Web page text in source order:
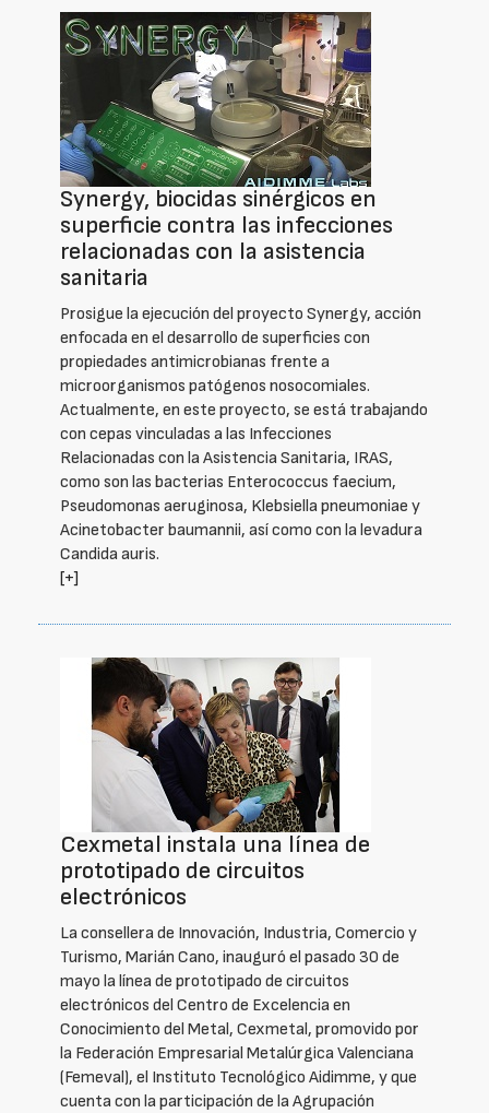
Synergy, biocidas sinérgicos en
superficie contra las infecciones
relacionadas con la asistencia
sanitaria
Prosigue la ejecución del proyecto Synergy, acción
enfocada en el desarrollo de superficies con
propiedades antimicrobianas frente a
microorganismos patógenos nosocomiales.
Actualmente, en este proyecto, se está trabajando
con cepas vinculadas a las Infecciones
Relacionadas con la Asistencia Sanitaria, IRAS,
como son las bacterias Enterococcus faecium,
Pseudomonas aeruginosa, Klebsiella pneumoniae y
Acinetobacter baumannii, así como con la levadura
Candida auris.
[+]
Cexmetal instala una línea de
prototipado de circuitos
electrónicos
La consellera de Innovación, Industria, Comercio y
Turismo, Marián Cano, inauguró el pasado 30 de
mayo la línea de prototipado de circuitos
electrónicos del Centro de Excelencia en
Conocimiento del Metal, Cexmetal, promovido por
la Federación Empresarial Metalúrgica Valenciana
(Femeval), el Instituto Tecnológico Aidimme, y que
cuenta con la participación de la Agrupación